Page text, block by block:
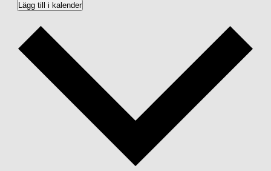
Lägg till i kalender